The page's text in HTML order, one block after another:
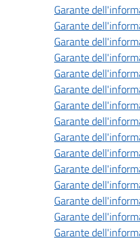
Descrizione
Garante
Garante
Garante
Garante
Garante
Garante
Garante
Garante
Garante
Garante
Garante
Garante
Garante
Garante
Garante